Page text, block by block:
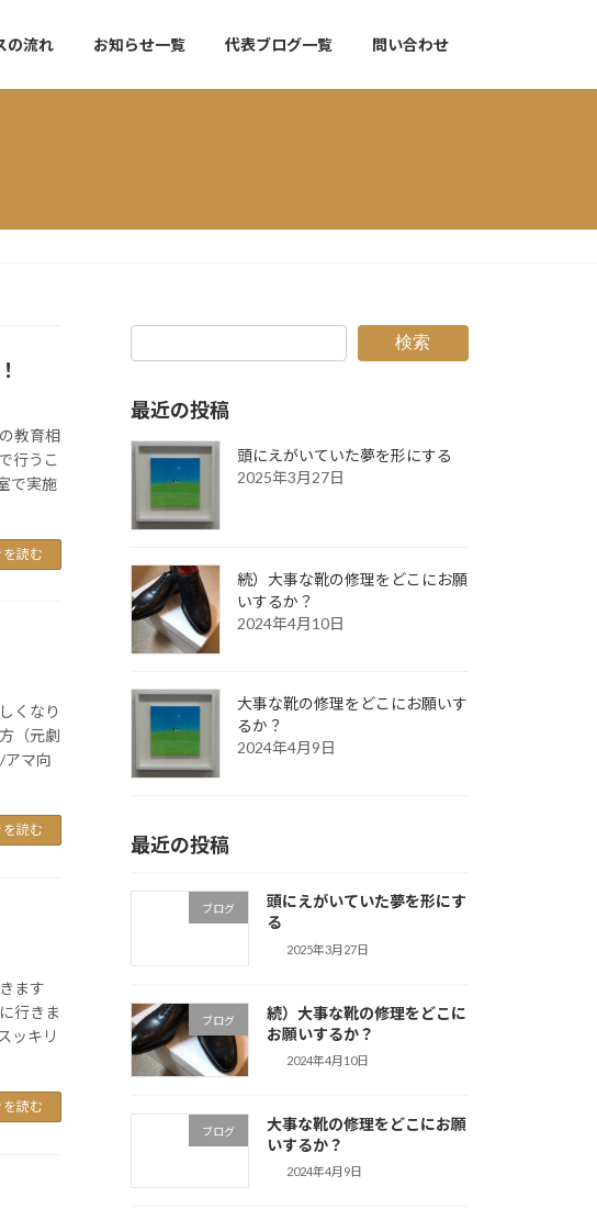
の流れ お知らせ一覧 代表ブログ一覧 問い合わせ
教育相
行うこ
で実施
を読む
くなり
（元劇
アマ向
を読む
ます
行きま
ッキリ
を読む
検索
最近の投稿
頭にえがいていた夢を形にする
2025年3月27日
続）大事な靴の修理をどこにお願
いするか？
2024年4月10日
大事な靴の修理をどこにお願いす
るか？
2024年4月9日
最近の投稿
ブログ
頭にえがいていた夢を形にす
る
2025年3月27日
ブログ
続）大事な靴の修理をどこに
お願いするか？
2024年4月10日
ブログ
大事な靴の修理をどこにお願
いするか？
2024年4月9日